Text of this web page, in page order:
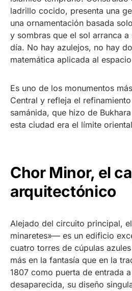
ladrillo cocido, presenta una
una ornamentación basada
y sombras que el sol arranca a
día. No hay azulejos, no hay
matemática aplicada al
Es uno de los monumentos
Central y refleja el
samánida, que hizo de
esta ciudad era el límite
Chor Minor, el
arquitectónico
Alejado del circuito principal,
minaretes»— es un edificio
cuatro torres de cúpulas
más en la fantasía que en la
1807 como puerta de entrada
desaparecida, su diseño